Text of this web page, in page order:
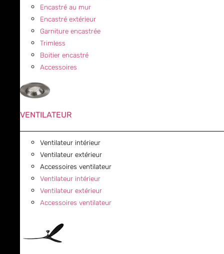
Encastré au mur
Encastré extérieur
Garniture encastrée
Trimless
Boitier encastré
Accessoires
VENTILATEUR
Ventilateur intérieur
Ventilateur extérieur
Accessoires ventilateur
Ventilateur intérieur
Ventilateur extérieur
Accessoires ventilateur